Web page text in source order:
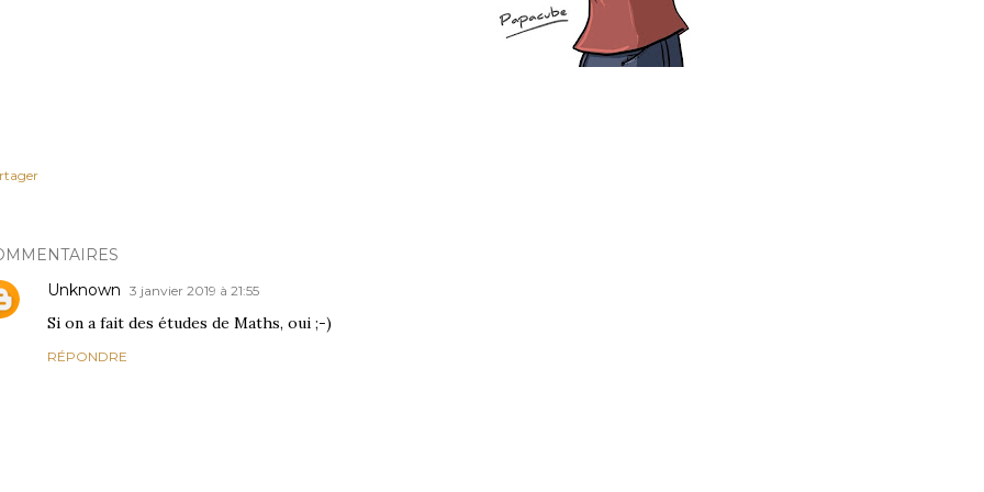
Unknown 3 janvier 2019 à 21:55
Si on a fait des études de Maths, oui ;-)
RÉPONDRE